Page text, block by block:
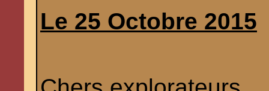
Le 25 Octobre 2015